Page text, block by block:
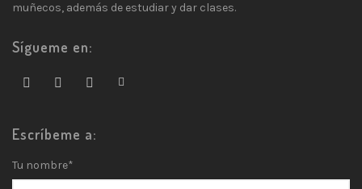
muñecos, además de estudiar y dar clases.
Sígueme en:
Escríbeme a:
Tu nombre*